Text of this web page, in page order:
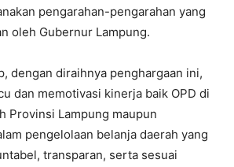
pengarahan-pengarahan yang
oleh Gubernur Lampung.
dengan diraihnya penghargaan ini,
dan memotivasi kinerja baik OPD di
Provinsi Lampung maupun
pengelolaan belanja daerah yang
transparan, serta sesuai